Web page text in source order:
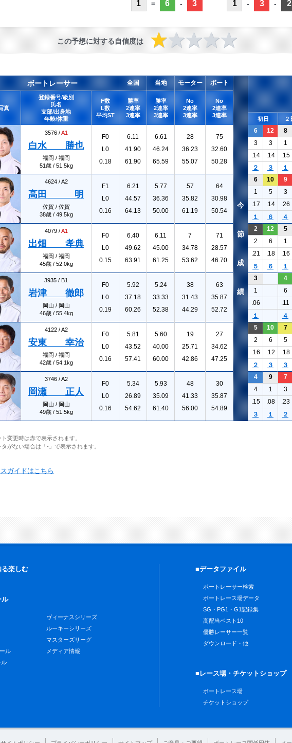
1 = 6 - 3 1 - 3 - 2
この予想に対する自信度は
ボートレーサー 全国 当地 モーター ボート
真
登録番号/級別
氏名
支部/出身地
年齢/体重
F数
L数
平均ST
勝率
2連率
3連率
勝率
2連率
3連率
No
2連率
3連率
No
2連率
3連率
初日 ２
3576 /A1
白水 勝也
福岡 / 福岡
51歳 / 51.5kg
F0
L0
0.18
6.11
41.90
61.90
6.61
46.24
65.59
28
36.23
55.07
75
32.60
50.28
6 12 8
3 3 1
.14
.14 .15
２
３ １
4624 /A2
高田 明
佐賀 / 佐賀
38歳 / 49.5kg
F1
L0
0.16
6.21
44.57
64.13
5.77
36.36
50.00
57
35.82
61.19
64
30.98
50.54
6 10 9
1 5 3
.17
.14 .26
１
６ ４
4079 /A1
出畑 孝典
福岡 / 福岡
45歳 / 52.0kg
F0
L0
0.15
6.40
49.62
63.91
6.11
45.00
61.25
7
34.78
53.62
71
28.57
46.70
2 12 5
2 6 1
.21
.18 .16
５
６ １
3935 / B1
岩津 徹郎
岡山 / 岡山
46歳 / 55.4kg
F0
L0
0.19
5.92
37.18
60.26
5.24
33.33
52.38
38
31.43
44.29
63
35.87
52.72
3 4
1 6
.06
.11
１
４
4122 /A2
安東 幸治
福岡 / 福岡
42歳 / 54.1kg
F0
L0
0.16
5.81
43.52
57.41
5.60
40.00
60.00
19
25.71
42.86
27
34.62
47.25
5 10 7
2 6 5
.16
.12 .18
２
３ ３
3746 /A2
岡瀬 正人
岡山 / 岡山
49歳 / 51.5kg
F0
L0
0.16
5.34
26.89
54.62
5.93
35.09
61.40
48
41.33
56.00
30
35.87
54.89
4 9 7
4 1 3
.15
.08 .23
３
１ ２
今
節
成
績
変更時は赤で表示されます。
がない場合は「-」で表示されます。
ガイドはこちら
楽しむ
ル
ル
ル
ヴィーナスシリーズ
ルーキーシリーズ
マスターズリーグ
メディア情報
■データファイル
ボートレーサー検索
ボートレース場データ
SG・PG1・G1記録集
高配当ベスト10
優勝レーサー一覧
ダウンロード・他
■レース場・チケットショップ
ボートレース場
チケットショップ